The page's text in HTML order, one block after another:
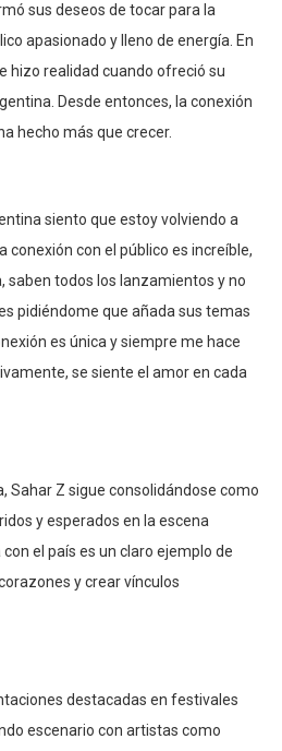
sus deseos de tocar para la
apasionado y lleno de energía. En
hizo realidad cuando ofreció su
Desde entonces, la conexión
hecho más que crecer.
siento que estoy volviendo a
conexión con el público es increíble,
saben todos los lanzamientos y no
pidiéndome que añada sus temas
es única y siempre me hace
se siente el amor en cada
Sahar Z sigue consolidándose como
y esperados en la escena
el país es un claro ejemplo de
y crear vínculos
destacadas en festivales
escenario con artistas como